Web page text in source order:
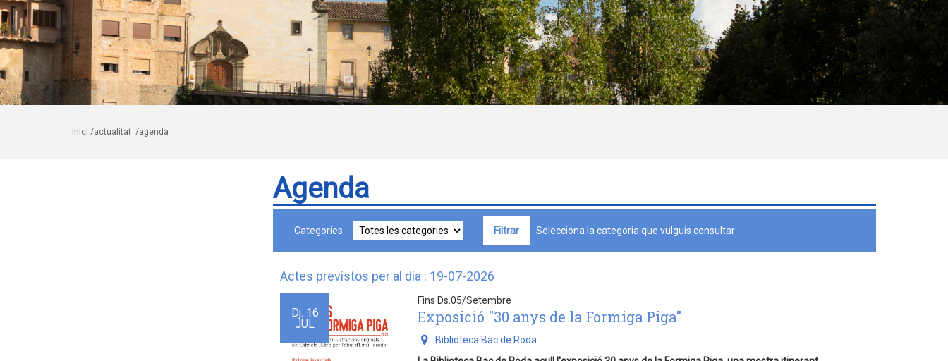
Inici /actualitat /agenda
Agenda
Categories Selecciona la categoria que vulguis consultar
Actes previstos per al dia : 19-07-2026
Dj. 16
JUL
Fins Ds.05/Setembre
Exposició "30 anys de la Formiga Piga"
Biblioteca Bac de Roda